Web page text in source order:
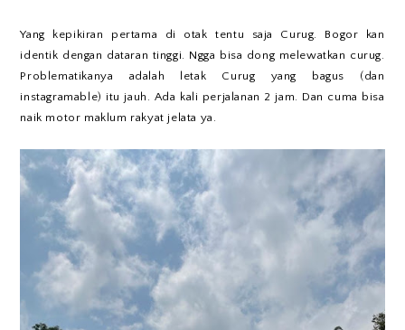
Yang kepikiran pertama di otak tentu saja Curug. Bogor kan
identik dengan dataran tinggi. Ngga bisa dong melewatkan curug.
Problematikanya adalah letak Curug yang bagus (dan
instagramable) itu jauh. Ada kali perjalanan 2 jam. Dan cuma bisa
naik motor maklum rakyat jelata ya.